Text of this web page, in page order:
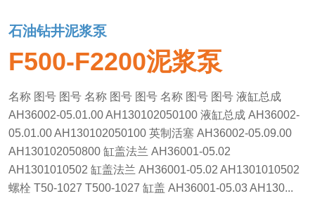
石油钻井泥浆泵
F500-F2200泥浆泵
名称 图号 图号 名称 图号 图号 名称 图号 图号 液缸总成
AH36002-05.01.00 AH130102050100 液缸总成 AH36002-
05.01.00 AH130102050100 英制活塞 AH36002-05.09.00
AH130102050800 缸盖法兰 AH36001-05.02
AH1301010502 缸盖法兰 AH36001-05.02 AH1301010502
螺栓 T50-1027 T500-1027 缸盖 AH36001-05.03 AH130...